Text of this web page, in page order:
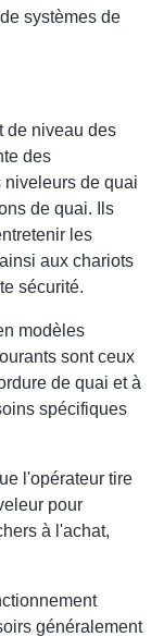
systèmes de
de niveau des
des
de quai
de quai. Ils
les
aux chariots
sécurité.
modèles
sont ceux
de quai et à
spécifiques
l'opérateur tire
pour
à l'achat,
généralement